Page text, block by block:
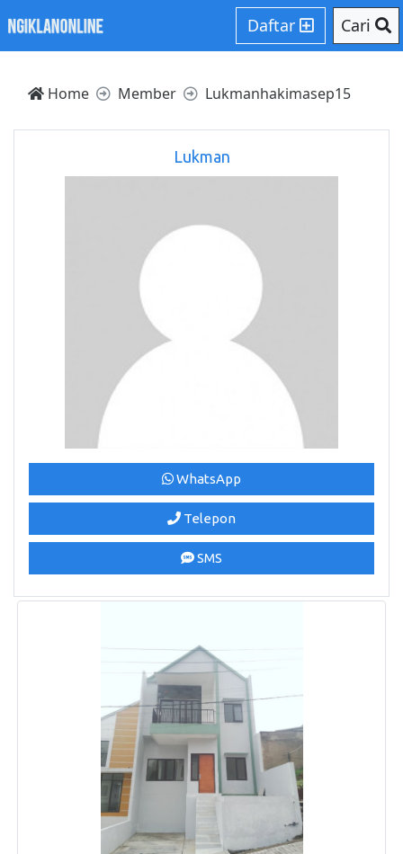
Daftar Cari
Home Member Lukmanhakimasep15
Lukman
WhatsApp
Telepon
SMS